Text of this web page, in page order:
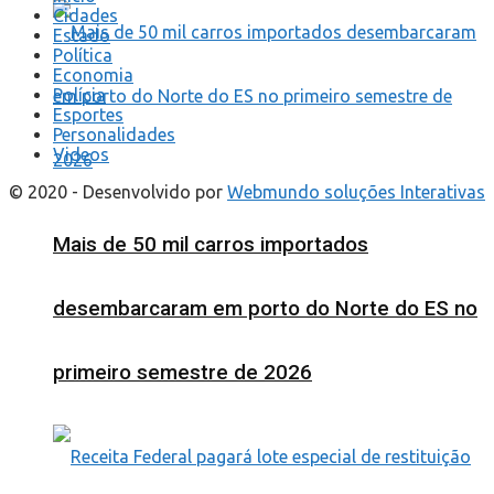
Mais de 50 mil carros importados
desembarcaram em porto do Norte do ES no
primeiro semestre de 2026
Cidades
Estado
Política
Economia
Polícia
Esportes
Personalidades
Videos
© 2020 - Desenvolvido por Webmundo soluções Interativas